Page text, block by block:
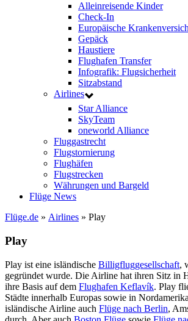
Alleinreisende Kinder
Check-In
Europäische
Gepäck
Haustiere
Flughafen Transfer
Infografik: Flugsicherheit
Sitzabstand
Airlines
Star Alliance
SkyTeam
oneworld Alliance
Fluggastrecht
Flugstornierung
Flughäfen
Flugstrecken
Währungen und Bargeld
Flüge News
Flüge.de » Airlines » Play
Play
Play ist eine isländische Billigfluggesellschaft,
gegründet wurde. Die Airline hat ihren Sitz in
ihre Basis auf dem Flughafen Keflavík. Play
Städte innerhalb Europas sowie in
isländische Airline auch Flüge nach Berlin,